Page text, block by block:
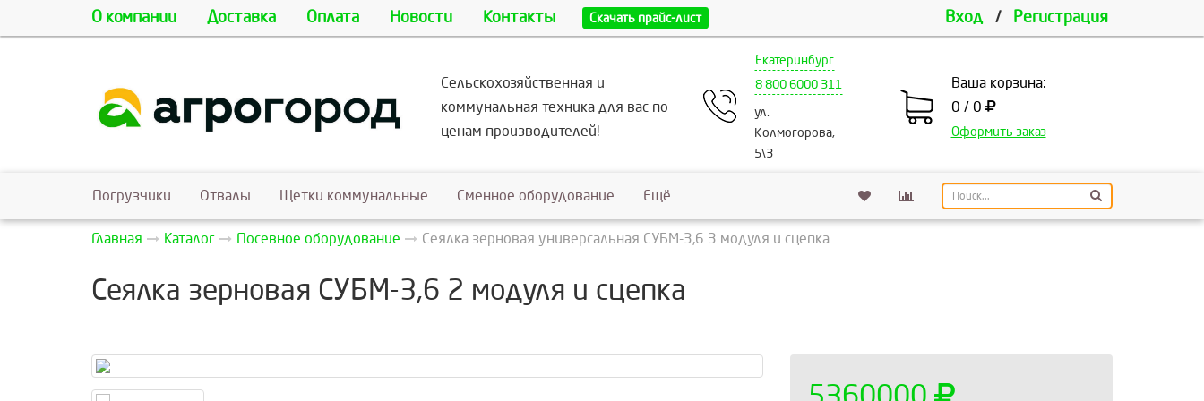
О компании Доставка Оплата Новости Контакты Скачать прайс-лист Вход / Регистрация
Сельскохозяйственная и
коммунальная техника для вас по
ценам производителей!
Екатеринбург
8 800 6000 311
ул.
Колмогорова,
5\3
Ваша корзина:
0 / 0
Оформить заказ
Погрузчики Отвалы Щетки коммунальные Сменное оборудование Ещё
Главная Каталог Посевное оборудование Сеялка зерновая универсальная СУБМ-3,6 3 модуля и сцепка
Сеялка зерновая СУБМ-3,6 2 модуля и сцепка